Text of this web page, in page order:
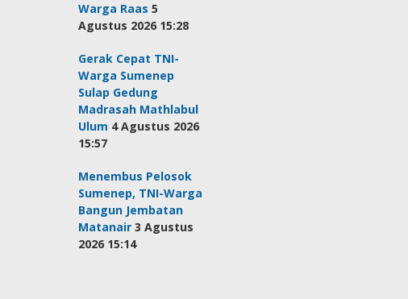
Warga Raas 5
Agustus 2026 15:28
Gerak Cepat TNI-
Warga Sumenep
Sulap Gedung
Madrasah Mathlabul
Ulum 4 Agustus 2026
15:57
Menembus Pelosok
Sumenep, TNI-Warga
Bangun Jembatan
Matanair 3 Agustus
2026 15:14